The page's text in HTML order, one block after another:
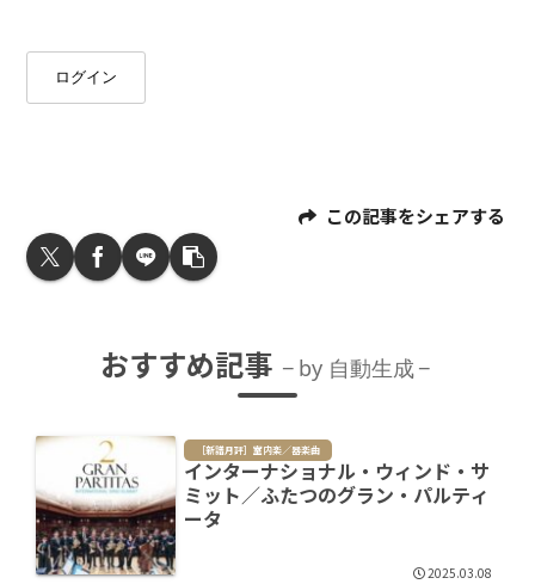
ログイン
この記事をシェアする
おすすめ記事 by 自動生成
［新譜月評］室内楽／器楽曲
インターナショナル・ウィンド・サ
ミット／ふたつのグラン・パルティ
ータ
2025.03.08